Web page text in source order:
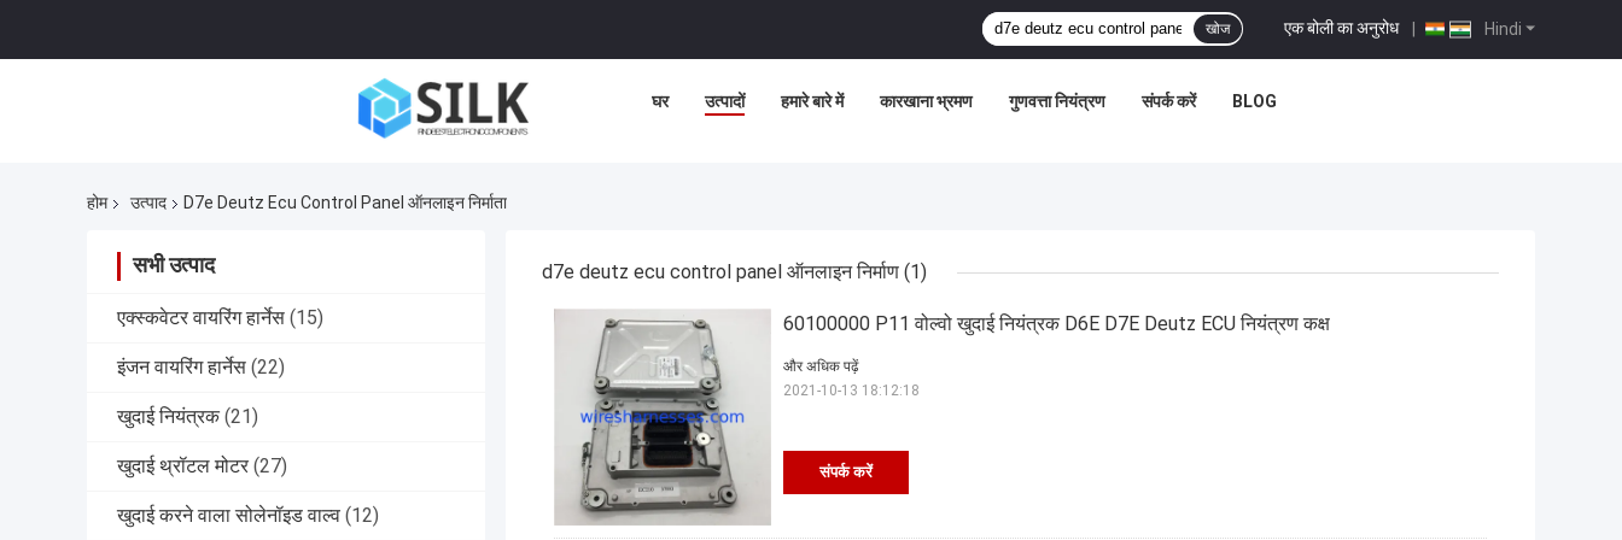
Hindi
एक बोली का अनुरोध |
खोज
घर उत्पादों हमारे बारे में कारखाना भ्रमण गुणवत्ता नियंत्रण संपर्क करें BLOG
होम उत्पाद D7e Deutz Ecu Control Panel ऑनलाइन निर्माता
सभी उत्पाद
एक्स्कवेटर वायरिंग हार्नेस (15)
इंजन वायरिंग हार्नेस (22)
खुदाई नियंत्रक (21)
खुदाई थ्रॉटल मोटर (27)
खुदाई करने वाला सोलेनॉइड वाल्व (12)
d7e deutz ecu control panel ऑनलाइन निर्माण (1)
60100000 P11 वोल्वो खुदाई नियंत्रक D6E D7E Deutz ECU नियंत्रण कक्ष
संपर्क करें
और अधिक पढ़ें
2021-10-13 18:12:18